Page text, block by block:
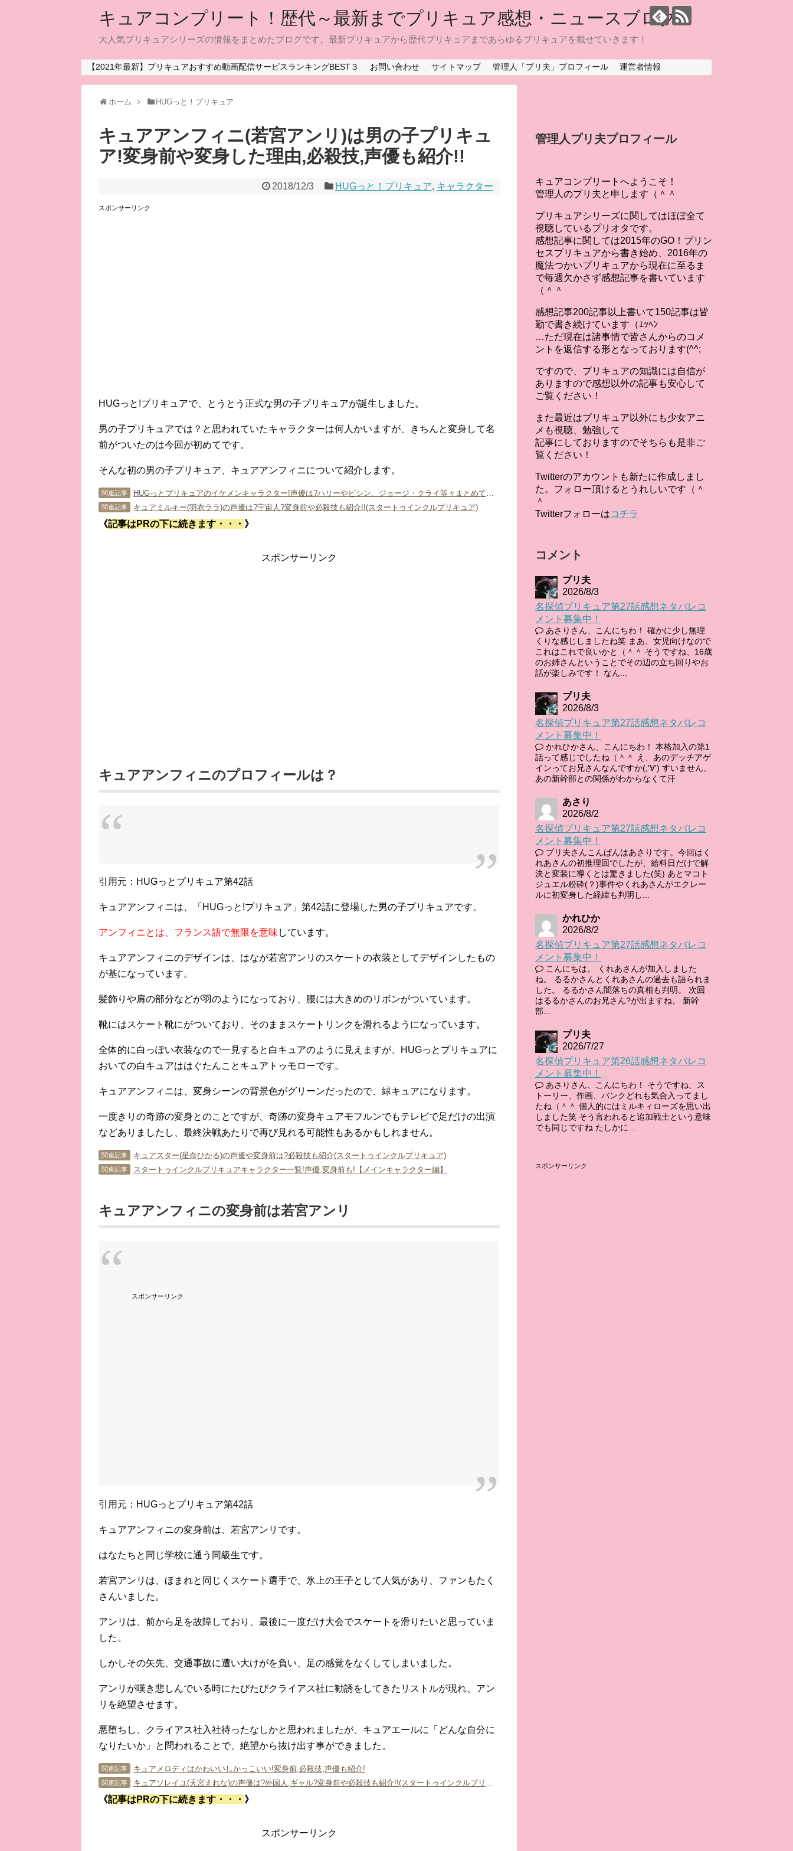
キュアコンプリート！歴代～最新までプリキュア感想・ニュースブログ
大人気プリキュアシリーズの情報をまとめたブログです。最新プリキュアから歴代プリキュアまであらゆるプリキュアを載せていきます！
【2021年最新】プリキュアおすすめ動画配信サービスランキングBEST３ お問い合わせ サイトマップ 管理人「プリ夫」プロフィール 運営者情報
ホーム HUGっと！プリキュア
キュアアンフィニ(若宮アンリ)は男の子プリキュ
ア!変身前や変身した理由,必殺技,声優も紹介!!
2018/12/3 HUGっと！プリキュア, キャラクター
スポンサーリンク
HUGっと!プリキュアで、とうとう正式な男の子プリキュアが誕生しました。
男の子プリキュアでは？と思われていたキャラクターは何人かいますが、きちんと変身して名
前がついたのは今回が初めてです。
そんな初の男の子プリキュア、キュアアンフィニについて紹介します。
関連記事 HUGっとプリキュアのイケメンキャラクター!声優は?ハリーやビシン、ジョージ・クライ等々まとめて紹介!
関連記事 キュアミルキー(羽衣ララ)の声優は?宇宙人?変身前や必殺技も紹介!!(スタートゥインクルプリキュア)
《記事はPRの下に続きます・・・ 》
スポンサーリンク
キュアアンフィニのプロフィールは？
引用元：HUGっとプリキュア第42話
キュアアンフィニは、「HUGっと!プリキュア」第42話に登場した男の子プリキュアです。
アンフィニとは、フランス語で無限を意味 しています。
キュアアンフィニのデザインは、はなが若宮アンリのスケートの衣装としてデザインしたもの
が基になっています。
髪飾りや肩の部分などが羽のようになっており、腰には大きめのリボンがついています。
靴にはスケート靴にがついており、そのままスケートリンクを滑れるようになっています。
全体的に白っぽい衣装なので一見すると白キュアのように見えますが、HUGっとプリキュアに
おいての白キュアははぐたんことキュアトゥモローです。
キュアアンフィニは、変身シーンの背景色がグリーンだったので、緑キュアになります。
一度きりの奇跡の変身とのことですが、奇跡の変身キュアモフルンでもテレビで足だけの出演
などありましたし、最終決戦あたりで再び見れる可能性もあるかもしれません。
関連記事 キュアスター(星奈ひかる)の声優や変身前は?必殺技も紹介(スタートゥインクルプリキュア)
関連記事 スタートゥインクルプリキュアキャラクター一覧!声優,変身前も!【メインキャラクター編】
キュアアンフィニの変身前は若宮アンリ
スポンサーリンク
引用元：HUGっとプリキュア第42話
キュアアンフィニの変身前は、若宮アンリです。
はなたちと同じ学校に通う同級生です。
若宮アンリは、ほまれと同じくスケート選手で、氷上の王子として人気があり、ファンもたく
さんいました。
アンリは、前から足を故障しており、最後に一度だけ大会でスケートを滑りたいと思っていま
した。
しかしその矢先、交通事故に遭い大けがを負い、足の感覚をなくしてしまいました。
アンリが嘆き悲しんでいる時にたびたびクライアス社に勧誘をしてきたリストルが現れ、アン
リを絶望させます。
悪堕ちし、クライアス社入社待ったなしかと思われましたが、キュアエールに「どんな自分に
なりたいか」と問われることで、絶望から抜け出す事ができました。
関連記事 キュアメロディはかわいいしかっこいい!変身前,必殺技,声優も紹介!
関連記事 キュアソレイユ(天宮えれな)の声優は?外国人,ギャル?変身前や必殺技も紹介!!(スタートゥインクルプリキュア)
《記事はPRの下に続きます・・・ 》
スポンサーリンク
管理人プリ夫プロフィール
キュアコンプリートへようこそ！
管理人のプリ夫と申します（＾＾
プリキュアシリーズに関してはほぼ全て
視聴しているプリオタです。
感想記事に関しては2015年のGO！プリン
セスプリキュアから書き始め、2016年の
魔法つかいプリキュアから現在に至るま
で毎週欠かさず感想記事を書いています
（＾＾
感想記事200記事以上書いて150記事は皆
勤で書き続けています（ｴｯﾍﾝ
…ただ現在は諸事情で皆さんからのコメ
ントを返信する形となっております(^^;
ですので、プリキュアの知識には自信が
ありますので感想以外の記事も安心して
ご覧ください！
また最近はプリキュア以外にも少女アニ
メも視聴、勉強して
記事にしておりますのでそちらも是非ご
覧ください！
Twitterのアカウントも新たに作成しまし
た。フォロー頂けるとうれしいです（＾
＾
Twitterフォローはコチラ
コメント
プリ夫
2026/8/3
名探偵プリキュア第27話感想ネタバレコ
メント募集中！
あさりさん、こんにちわ！ 確かに少し無理
くりな感じしましたね笑 まあ、女児向けなので
これはこれで良いかと（＾＾ そうですね、16歳
のお姉さんということでその辺の立ち回りやお
話が楽しみです！ なん...
プリ夫
2026/8/3
名探偵プリキュア第27話感想ネタバレコ
メント募集中！
かれひかさん、こんにちわ！ 本格加入の第1
話って感じでしたね（＾＾ え、あのデッチアゲ
インってお兄さんなんですか(;'∀') すいません、
あの新幹部との関係がわからなくて汗
あさり
2026/8/2
名探偵プリキュア第27話感想ネタバレコ
メント募集中！
プリ夫さんこんばんはあさりです。今回はく
れあさんの初推理回でしたが、給料日だけで解
決と変装に導くとは驚きました(笑) あとマコト
ジュエル粉砕(？)事件やくれあさんがエクレー
ルに初変身した経緯も判明し...
かれひか
2026/8/2
名探偵プリキュア第27話感想ネタバレコ
メント募集中！
こんにちは。 くれあさんが加入しました
ね。 るるかさんとくれあさんの過去も語られま
した。 るるかさん闇落ちの真相も判明。 次回
はるるかさんのお兄さん?が出ますね。 新幹
部...
プリ夫
2026/7/27
名探偵プリキュア第26話感想ネタバレコ
メント募集中！
あさりさん、こんにちわ！ そうですね、ス
トーリー、作画、バンクどれも気合入ってまし
たね（＾＾ 個人的にはミルキィローズを思い出
しました笑 そう言われると追加戦士という意味
でも同じですね たしかに...
スポンサーリンク